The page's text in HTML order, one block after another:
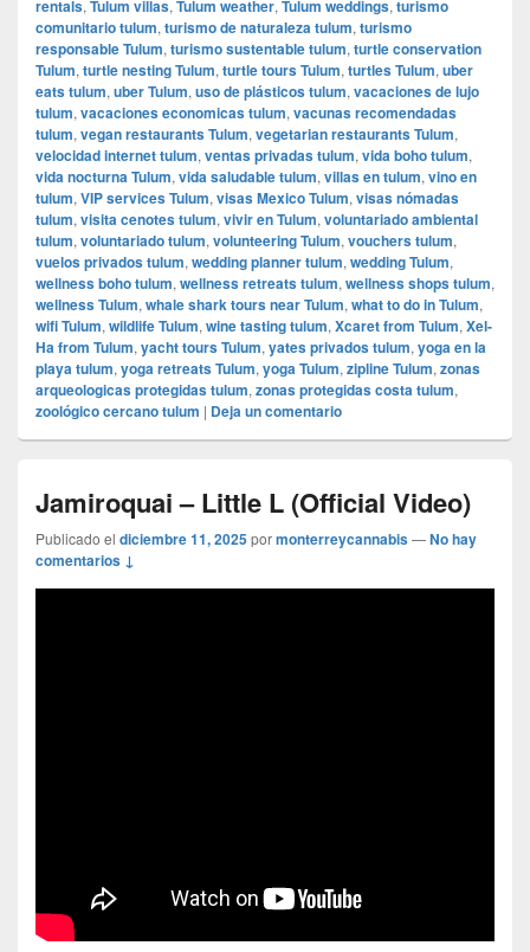
rentals, Tulum villas, Tulum weather, Tulum weddings, turismo
comunitario tulum, turismo de naturaleza tulum, turismo
responsable Tulum, turismo sustentable tulum, turtle conservation
Tulum, turtle nesting Tulum, turtle tours Tulum, turtles Tulum, uber
eats tulum, uber Tulum, uso de plásticos tulum, vacaciones de lujo
tulum, vacaciones economicas tulum, vacunas recomendadas
tulum, vegan restaurants Tulum, vegetarian restaurants Tulum,
velocidad internet tulum, ventas privadas tulum, vida boho tulum,
vida nocturna Tulum, vida saludable tulum, villas en tulum, vino en
tulum, VIP services Tulum, visas Mexico Tulum, visas nómadas
tulum, visita cenotes tulum, vivir en Tulum, voluntariado ambiental
tulum, voluntariado tulum, volunteering Tulum, vouchers tulum,
vuelos privados tulum, wedding planner tulum, wedding Tulum,
wellness boho tulum, wellness retreats tulum, wellness shops tulum,
wellness Tulum, whale shark tours near Tulum, what to do in Tulum,
wifi Tulum, wildlife Tulum, wine tasting tulum, Xcaret from Tulum, Xel-
Ha from Tulum, yacht tours Tulum, yates privados tulum, yoga en la
playa tulum, yoga retreats Tulum, yoga Tulum, zipline Tulum, zonas
arqueologicas protegidas tulum, zonas protegidas costa tulum,
zoológico cercano tulum | Deja un comentario
Jamiroquai – Little L (Official Video)
Publicado el diciembre 11, 2025pormonterreycannabis—No hay
comentarios ↓